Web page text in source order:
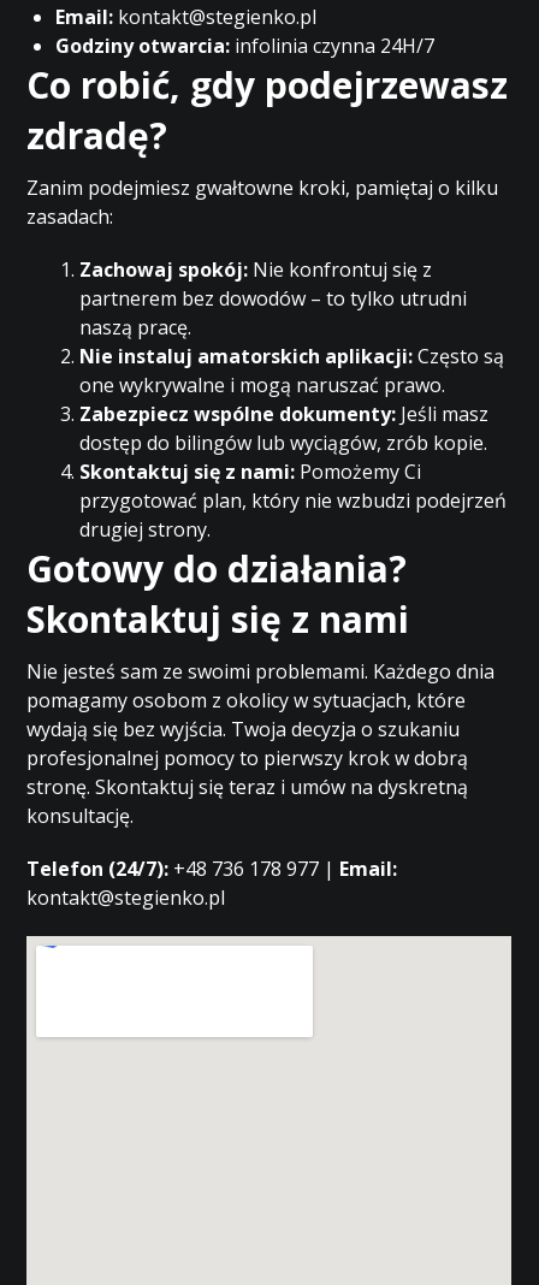
Email: kontakt@stegienko.pl
Godziny otwarcia: infolinia czynna 24H/7
Co robić, gdy podejrzewasz
zdradę?
Zanim podejmiesz gwałtowne kroki, pamiętaj o kilku
zasadach:
Zachowaj spokój: Nie konfrontuj się z
partnerem bez dowodów – to tylko utrudni
naszą pracę.
Nie instaluj amatorskich aplikacji:Często są
one wykrywalne i mogą naruszać prawo.
Zabezpiecz wspólne dokumenty: Jeśli masz
dostęp do bilingów lub wyciągów, zrób kopie.
Skontaktuj się z nami: Pomożemy Ci
przygotować plan, który nie wzbudzi podejrzeń
drugiej strony.
Gotowy do działania?
Skontaktuj się z nami
Nie jesteś sam ze swoimi problemami. Każdego dnia
pomagamy osobom z okolicy w sytuacjach, które
wydają się bez wyjścia. Twoja decyzja o szukaniu
profesjonalnej pomocy to pierwszy krok w dobrą
stronę. Skontaktuj się teraz i umów na dyskretną
konsultację.
Telefon (24/7): +48 736 178 977 | Email:
kontakt@stegienko.pl